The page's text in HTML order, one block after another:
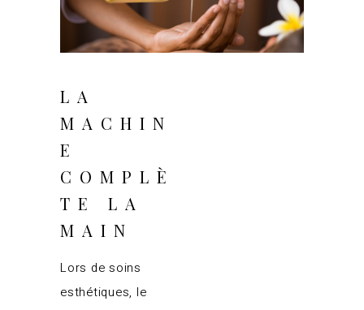
juin 23, 2025
LA
MACHIN
E
COMPLÈ
TE LA
MAIN
Lors de soins
esthétiques, le